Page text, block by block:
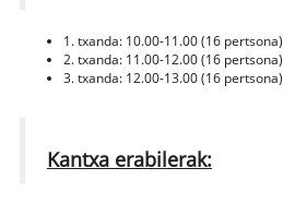
1. txanda: 10.00-11.00 (16 pertsona)
2. txanda: 11.00-12.00 (16 pertsona)
3. txanda: 12.00-13.00 (16 pertsona)
Kantxa erabilerak: